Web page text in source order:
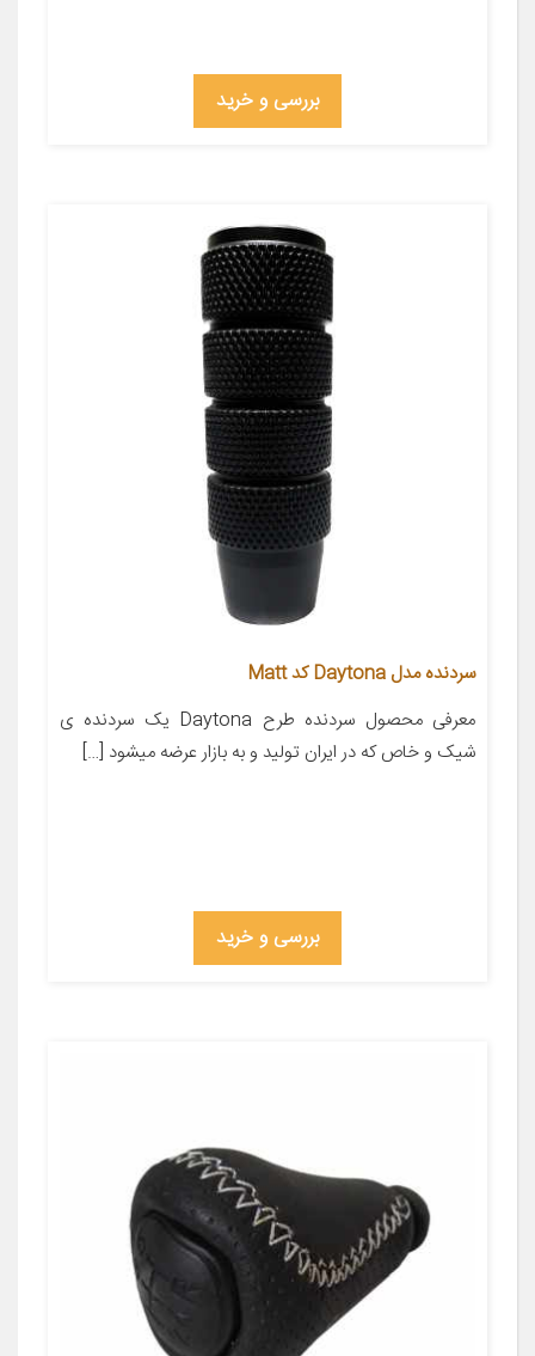
بررسی و خرید
سردنده مدل Daytona کد Matt
معرفی محصول سردنده طرح Daytona یک سردنده ی
شیک و خاص که در ایران تولید و به بازار عرضه میشود […]
بررسی و خرید